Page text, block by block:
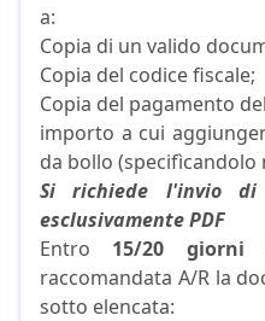
a:
Copia di un valido
Copia del codice fiscale;
Copia del pagamento
importo a cui
da bollo (specifìcandolo
Si richiede l'invio di
esclusivamente PDF
Entro 15/20 giorni
raccomandata A/R la
sotto elencata: